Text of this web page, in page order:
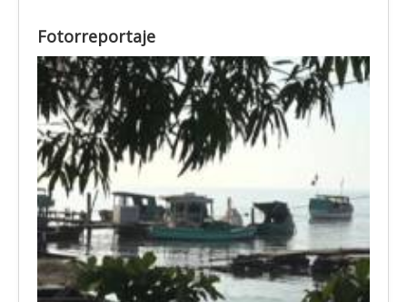
Fotorreportaje